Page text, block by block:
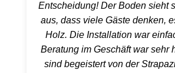
Entscheidung! Der Boden sieht
aus, dass viele Gäste denken,
Holz. Die Installation war
Beratung im Geschäft war sehr
sind begeistert von der